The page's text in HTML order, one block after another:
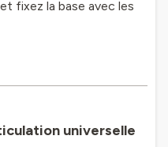
fixez la base avec les
universelle